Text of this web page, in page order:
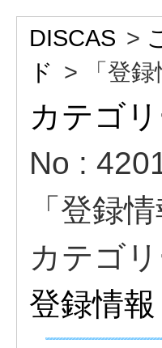
DISCAS >
ド > 「登
カテゴ
No :
「登録
カテゴリ
登録情